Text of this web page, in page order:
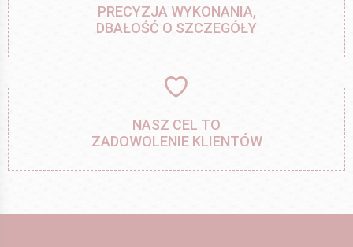
PRECYZJA WYKONANIA,
DBAŁOŚĆ O SZCZEGÓŁY
NASZ CEL TO
ZADOWOLENIE KLIENTÓW